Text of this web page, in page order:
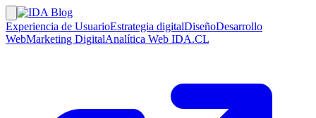
Experiencia de UsuarioEstrategia digitalDiseñoDesarrollo
WebMarketing DigitalAnalítica Web IDA.CL